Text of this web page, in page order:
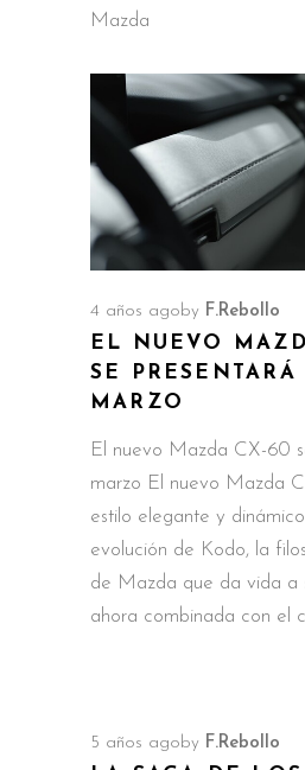
Mazda
4 años agoby F.Rebollo
EL NUEVO
SE PRESENTARÁ
MARZO
El nuevo Mazda CX-60
marzo El nuevo Mazda
estilo elegante y
evolución de Kodo, la
de Mazda que da vida a
ahora combinada con el
5 años agoby F.Rebollo